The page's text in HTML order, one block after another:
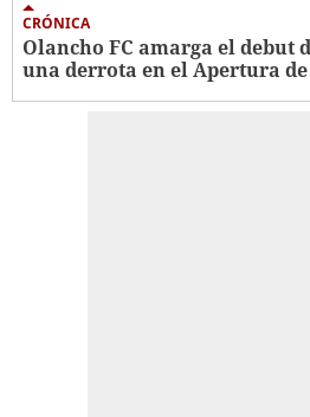
CRÓNICA
Olancho FC amarga el debut
una derrota en el Apertura